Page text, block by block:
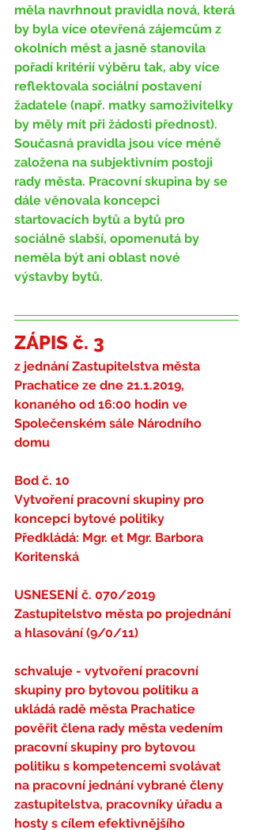
měla navrhnout pravidla nová, která
by byla více otevřená zájemcům z
okolních měst a jasně stanovila
pořadí kritérií výběru tak, aby více
reflektovala sociální postavení
žadatele (např. matky samoživitelky
by měly mít při žádosti přednost).
Současná pravidla jsou více méně
založena na subjektivním postoji
rady města. Pracovní skupina by se
dále věnovala koncepci
startovacích bytů a bytů pro
sociálně slabší, opomenutá by
neměla být ani oblast nové
výstavby bytů.
ZÁPIS č. 3
z jednání Zastupitelstva města
Prachatice ze dne 21.1.2019,
konaného od 16:00 hodin ve
Společenském sále Národního
domu
Bod č. 10
Vytvoření pracovní skupiny pro
koncepci bytové politiky
Předkládá: Mgr. et Mgr. Barbora
Koritenská
USNESENÍ č. 070/2019
Zastupitelstvo města po projednání
a hlasování (9/0/11)
schvaluje - vytvoření pracovní
skupiny pro bytovou politiku a
ukládá radě města Prachatice
pověřit člena rady města vedením
pracovní skupiny pro bytovou
politiku s kompetencemi svolávat
na pracovní jednání vybrané členy
zastupitelstva, pracovníky úřadu a
hosty s cílem efektivnějšího